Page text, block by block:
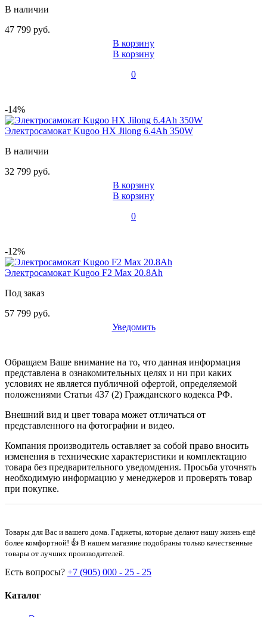
В наличии
47 799 руб.
В корзину
В корзину
0
-14%
Электросамокат Kugoo HX Jilong 6.4Ah 350W
В наличии
32 799 руб.
В корзину
В корзину
0
-12%
Электросамокат Kugoo F2 Max 20.8Ah
Под заказ
57 799 руб.
Уведомить
Обращаем Ваше внимание на то, что данная информация
представлена в ознакомительных целях и ни при каких
условиях не является публичной офертой, определяемой
положениями Статьи 437 (2) Гражданского кодекса РФ.
Внешний вид и цвет товара может отличаться от
представленного на фотографии и видео.
Компания производитель оставляет за собой право вносить
изменения в технические характеристики и комплектацию
товара без предварительного уведомдения. Просьба уточнять
необходимую информацию у менеджеров и проверять товар
при покупке.
Товары для Вас и вашего дома. Гаджеты, которые делают нашу жизнь ещё
более комфортной! 👍 В нашем магазине подобраны только качественные
товары от лучших производителей.
Есть вопросы? +7 (905) 000 - 25 - 25
Каталог